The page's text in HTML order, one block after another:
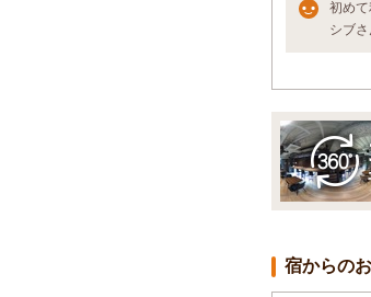
シブ
宿からの